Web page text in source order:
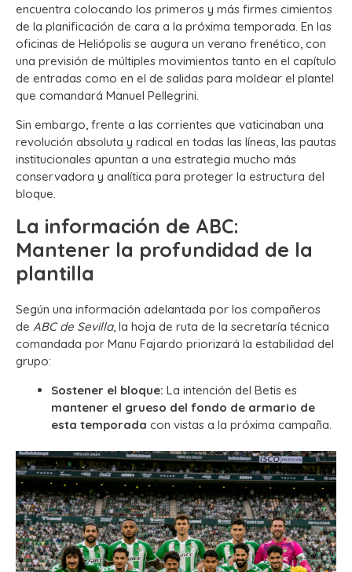
encuentra colocando los primeros y más firmes cimientos
de la planificación de cara a la próxima temporada. En las
oficinas de Heliópolis se augura un verano frenético, con
una previsión de múltiples movimientos tanto en el capítulo
de entradas como en el de salidas para moldear el plantel
que comandará Manuel Pellegrini.
Sin embargo, frente a las corrientes que vaticinaban una
revolución absoluta y radical en todas las líneas, las pautas
institucionales apuntan a una estrategia mucho más
conservadora y analítica para proteger la estructura del
bloque.
La información de ABC:
Mantener la profundidad de la
plantilla
Según una información adelantada por los compañeros
de ABC de Sevilla, la hoja de ruta de la secretaría técnica
comandada por Manu Fajardo priorizará la estabilidad del
grupo:
Sostener el bloque: La intención del Betis es
mantener el grueso del fondo de armario de
esta temporada con vistas a la próxima campaña.